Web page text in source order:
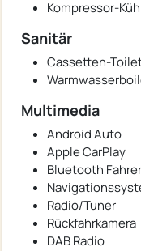
Kompressor-
Sanitär
Cassetten-
Multimedia
Android Auto
Apple CarPlay
Bluetooth
Radio/Tuner
Rückfahrkamera
DAB Radio